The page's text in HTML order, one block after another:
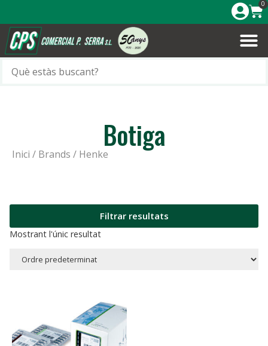
0
Botiga
Inici / Brands / Henke
Filtrar resultats
Mostrant l'únic resultat